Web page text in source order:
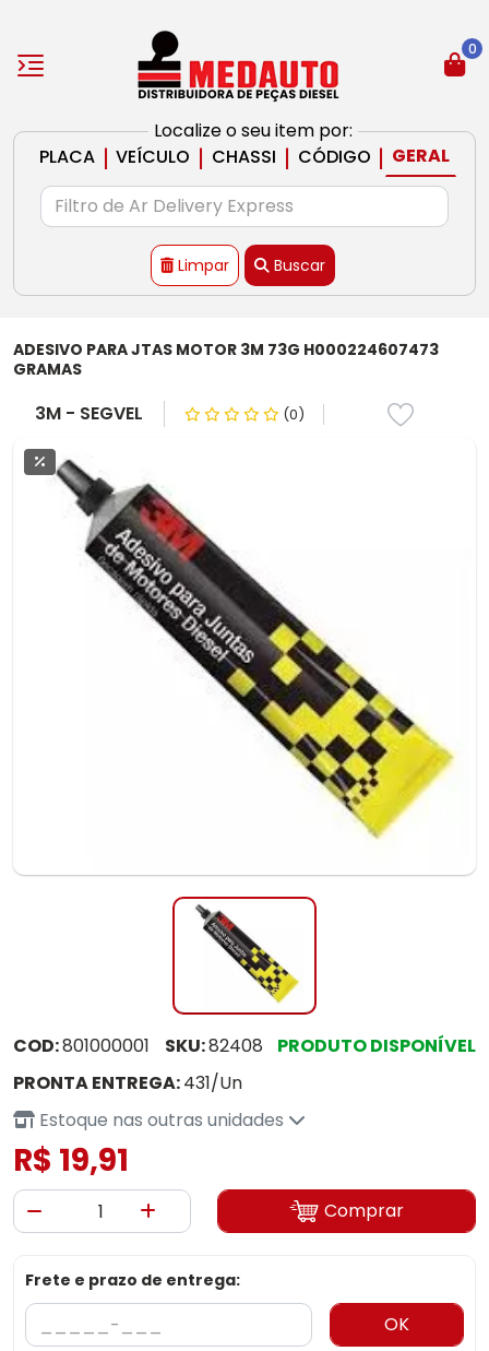
Localize o seu item por:
PLACA | VEÍCULO | CHASSI | CÓDIGO | GERAL
Limpar Buscar
0
ADESIVO PARA JTAS MOTOR 3M 73G H000224607473
GRAMAS
3M - SEGVEL (0)
COD:801000001 SKU:82408
PRODUTO DISPONÍVEL
PRONTA ENTREGA:431/Un
Estoque nas outras unidades
R$ 19,91
Comprar
Frete e prazo de entrega:
OK